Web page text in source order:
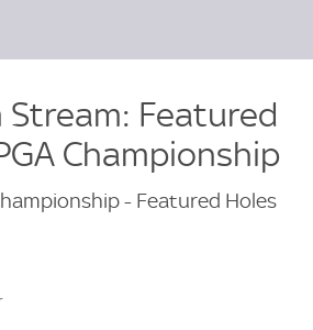
Stream: Featured
Championship
- Featured Holes